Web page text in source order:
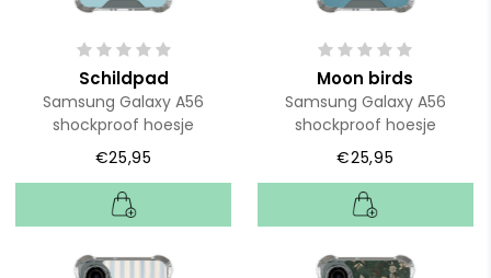
Schildpad
Samsung Galaxy A56
shockproof hoesje
€25,95
Moon birds
Samsung Galaxy A56
shockproof hoesje
€25,95